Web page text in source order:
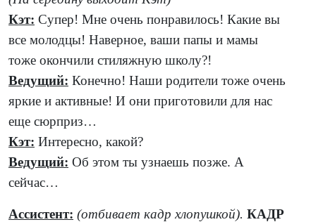
Кэт: Супер! Мне очень понравилось! Какие вы
все молодцы! Наверное, ваши папы и мамы
тоже окончили стиляжную школу?!
Ведущий: Конечно! Наши родители тоже очень
яркие и активные! И они приготовили для нас
еще сюрприз…
Кэт: Интересно, какой?
Ведущий: Об этом ты узнаешь позже. А
сейчас…
Ассистент: (отбивает кадр хлопушкой). КАДР